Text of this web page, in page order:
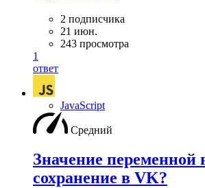
2 подписчика
21 июн.
243 просмотра
1
ответ
JavaScript
Средний
Значение переменной
сохранение в VK?